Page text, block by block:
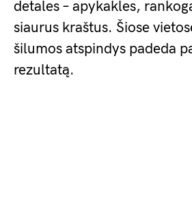
detales – apykakles,
siaurus kraštus. Šiose
šilumos atspindys padeda
rezultatą.